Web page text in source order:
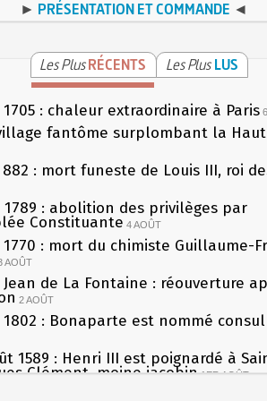
► PRÉSENTATION ET COMMANDE ◄
Les PlusRÉCENTS Les Plus LUS
: chaleur extraordinaire à Paris
fantôme surplombant la
: mort funeste de Louis III, roi
1789 : abolition des privilèges par
Constituante 4 AOÛT
: mort du chimiste Guillaume-
AOÛT
Jean de La Fontaine : réouverture
2 AOÛT
: Bonaparte est nommé
1589 : Henri III est poignardé à
Clément, moine jacobin 1ER AOÛT